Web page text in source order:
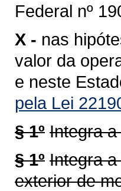
Federal nº
X - nas
valor da
e neste
pela Lei
§ 1º Integra
§ 1º Integra
exterior de